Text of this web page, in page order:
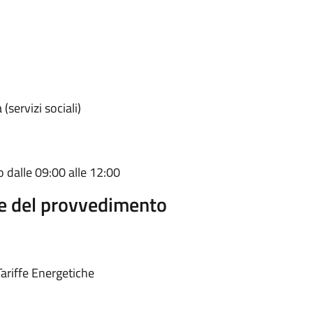
sociali)
dalle 09:00 alle 12:00
del provvedimento
Energetiche